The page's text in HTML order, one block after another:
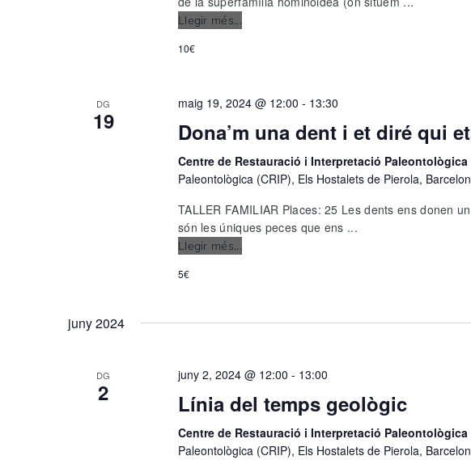
Llegir més...
10€
DG
19
maig 19, 2024 @ 12:00 - 13:30
Dona’m una dent i et diré qui
Centre de Restauració i Interpretació Paleontològica
Paleontològica (CRIP), Els Hostalets de Pierola,
TALLER FAMILIAR Places: 25 Les dents ens donen
són les úniques peces que ens ...
Llegir més...
ets
5€
juny 2024
DG
2
juny 2, 2024 @ 12:00 - 13:00
Línia del temps geològic
Centre de Restauració i Interpretació Paleontològica
Paleontològica (CRIP), Els Hostalets de Pierola,